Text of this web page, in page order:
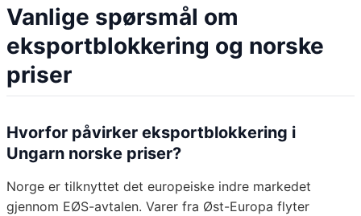
Vanlige spørsmål om
eksportblokkering og norske
priser
Hvorfor påvirker eksportblokkering i
Ungarn norske priser?
Norge er tilknyttet det europeiske indre markedet
gjennom EØS-avtalen. Varer fra Øst-Europa flyter